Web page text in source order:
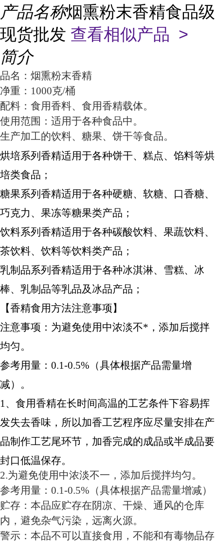
产品名称烟熏粉末香精食品级
现货批发 查看相似产品 >
简介
品名：烟熏粉末香精
净重：1000克/桶
配料：食用香料、食用香精载体。
使用范围：适用于各种食品中。
生产加工的饮料、糖果、饼干等食品。
烘培系列香精适用于各种饼干、糕点、馅料等烘
培类食品；
糖果系列香精适用于各种硬糖、软糖、口香糖、
巧克力、果冻等糖果类产品；
饮料系列香精适用于各种碳酸饮料、果蔬饮料、
茶饮料、饮料等饮料类产品；
乳制品系列香精适用于各种冰淇淋、雪糕、冰
棒、乳制品等乳品及冰品产品；
【香精食用方法注意事项】
注意事项：为避免使用中浓淡不*，添加后搅拌
均匀。
参考用量：0.1-0.5%（具体根据产品需量增
减）。
1、食用香精在长时间高温的工艺条件下容易挥
发失去香味，所以加香工艺程序应尽量安排在产
品制作工艺尾环节，加香完成的成品或半成品要
封口低温保存。
2.为避免使用中浓淡不一，添加后搅拌均匀。
参考用量：0.1-0.5%（具体根据产品需量增减）
贮存：本品应贮存在阴凉、干燥、通风的仓库
内，避免杂气污染，远离火源。
警示：本品不可以直接食用，不能和有毒物品存